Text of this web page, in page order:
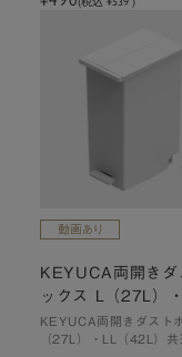
KEYUCA両開きダ
ックス L（27L）
2L）共通 キャスタ
パーツ
KEYUCA両開きダスト
（27L）・LL（42L）共